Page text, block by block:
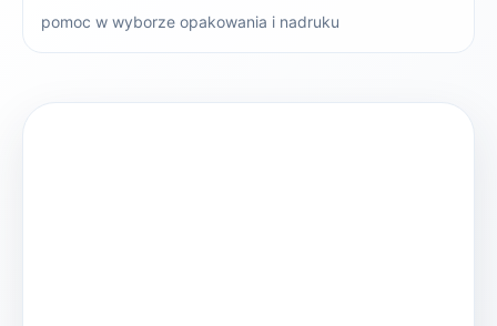
pomoc w wyborze opakowania i nadruku